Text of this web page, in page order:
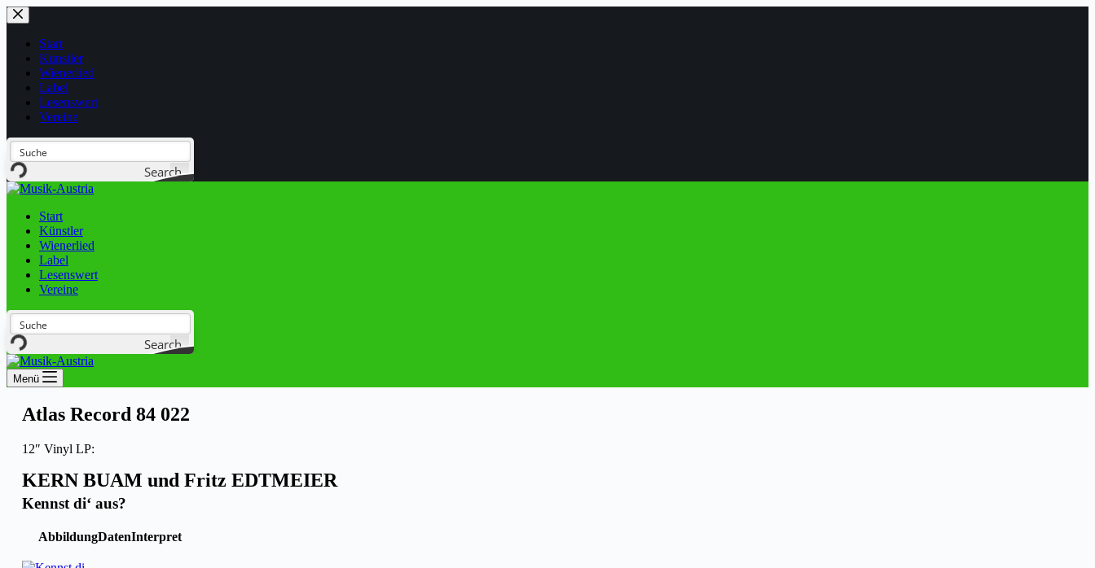
Start
Künstler
Wienerlied
Label
Lesenswert
Vereine
Search
Start
Künstler
Wienerlied
Label
Lesenswert
Vereine
Search
Menü
Atlas Record 84 022
12″ Vinyl LP:
KERN BUAM und Fritz EDTMEIER
Kennst di‘ aus?
AbbildungDatenInterpret